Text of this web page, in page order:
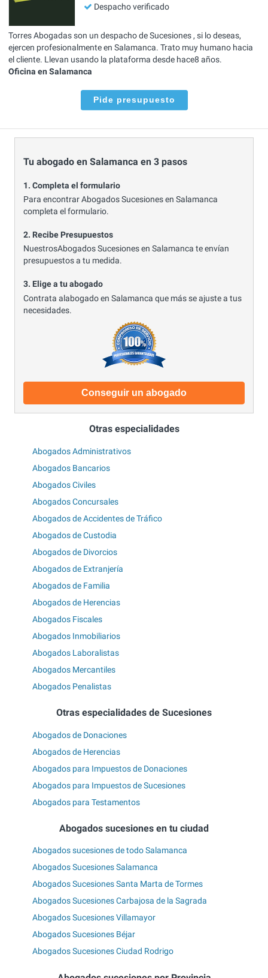
Despacho verificado
Torres Abogadas son un despacho de Sucesiones , si lo deseas,
ejercen profesionalmente en Salamanca. Trato muy humano hacia
el cliente. Llevan usando la plataforma desde hace8 años.
Oficina en Salamanca
Pide presupuesto
Tu abogado en Salamanca en 3 pasos
1. Completa el formulario
Para encontrar Abogados Sucesiones en Salamanca
completa el formulario.
2. Recibe Presupuestos
NuestrosAbogados Sucesiones en Salamanca te envían
presupuestos a tu medida.
3. Elige a tu abogado
Contrata alabogado en Salamanca que más se ajuste a tus
necesidades.
Conseguir un abogado
Otras especialidades
Abogados Administrativos
Abogados Bancarios
Abogados Civiles
Abogados Concursales
Abogados de Accidentes de Tráfico
Abogados de Custodia
Abogados de Divorcios
Abogados de Extranjería
Abogados de Familia
Abogados de Herencias
Abogados Fiscales
Abogados Inmobiliarios
Abogados Laboralistas
Abogados Mercantiles
Abogados Penalistas
Otras especialidades de Sucesiones
Abogados de Donaciones
Abogados de Herencias
Abogados para Impuestos de Donaciones
Abogados para Impuestos de Sucesiones
Abogados para Testamentos
Abogados sucesiones en tu ciudad
Abogados sucesiones de todo Salamanca
Abogados Sucesiones Salamanca
Abogados Sucesiones Santa Marta de Tormes
Abogados Sucesiones Carbajosa de la Sagrada
Abogados Sucesiones Villamayor
Abogados Sucesiones Béjar
Abogados Sucesiones Ciudad Rodrigo